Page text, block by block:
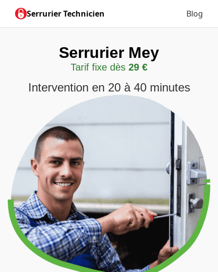
Serrurier Technicien Blog
Serrurier Mey
Tarif fixe dès 29 €
Intervention en 20 à 40 minutes